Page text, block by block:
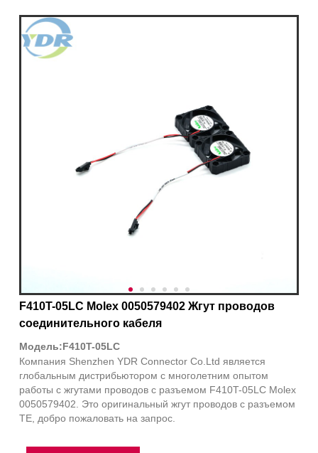
F410T-05LC Molex 0050579402 Жгут проводов
соединительного кабеля
Модель:F410T-05LC
Компания Shenzhen YDR Connector Co.Ltd является
глобальным дистрибьютором с многолетним опытом
работы с жгутами проводов с разъемом F410T-05LC Molex
0050579402. Это оригинальный жгут проводов с разъемом
TE, добро пожаловать на запрос.